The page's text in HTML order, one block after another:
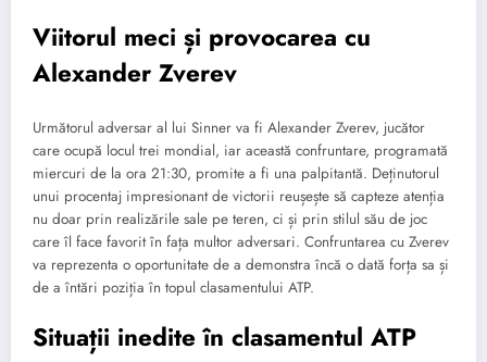
Viitorul meci și provocarea cu
Alexander Zverev
Următorul adversar al lui Sinner va fi Alexander Zverev, jucător
care ocupă locul trei mondial, iar această confruntare, programată
miercuri de la ora 21:30, promite a fi una palpitantă. Deținutorul
unui procentaj impresionant de victorii reușește să capteze atenția
nu doar prin realizările sale pe teren, ci și prin stilul său de joc
care îl face favorit în fața multor adversari. Confruntarea cu Zverev
va reprezenta o oportunitate de a demonstra încă o dată forța sa și
de a întări poziția în topul clasamentului ATP.
Situații inedite în clasamentul ATP